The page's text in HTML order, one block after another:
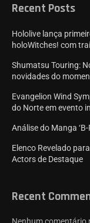
Recent Posts
Hololive lança
holoWitches! com
Shumatsu Touring:
novidades do
Evangelion Wind
do Norte em evento
Análise do Manga
Elenco Revelado
Actors de Destaque
Recent